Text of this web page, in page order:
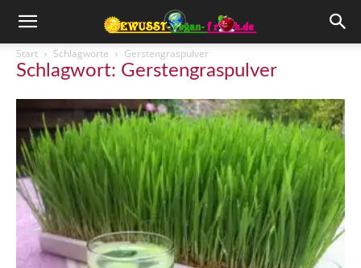
Start Schlagworte Gerstengraspulver
Schlagwort: Gerstengraspulver